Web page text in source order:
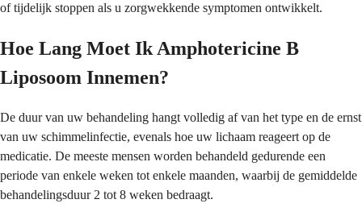
of tijdelijk stoppen als u zorgwekkende symptomen ontwikkelt.
Hoe Lang Moet Ik Amphotericine B
Liposoom Innemen?
De duur van uw behandeling hangt volledig af van het type en de ernst
van uw schimmelinfectie, evenals hoe uw lichaam reageert op de
medicatie. De meeste mensen worden behandeld gedurende een
periode van enkele weken tot enkele maanden, waarbij de gemiddelde
behandelingsduur 2 tot 8 weken bedraagt.